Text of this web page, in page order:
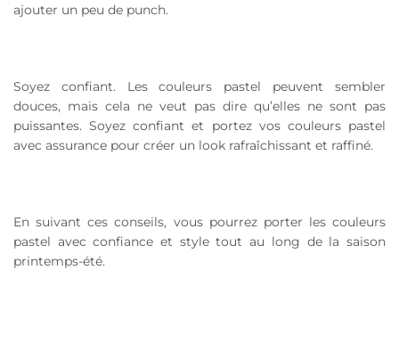
ajouter un peu de punch.
Soyez confiant. Les couleurs pastel peuvent sembler
douces, mais cela ne veut pas dire qu’elles ne sont pas
puissantes. Soyez confiant et portez vos couleurs pastel
avec assurance pour créer un look rafraîchissant et raffiné.
En suivant ces conseils, vous pourrez porter les couleurs
pastel avec confiance et style tout au long de la saison
printemps-été.